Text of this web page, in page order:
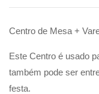
Centro de Mesa +
Este Centro é usado
também pode ser
festa.